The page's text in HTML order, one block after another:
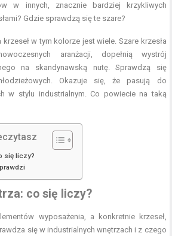
w innych, znacznie bardziej krzykliwych
Gdzie sprawdzą się te szare?
w tym kolorze jest wiele. Szare krzesła
aranżacji, dopełnią wystrój
na skandynawską nutę. Sprawdzą się
Okazuje się, że pasują do
w stylu industrialnym. Co powiecie na taką
się liczy?
co się liczy?
wyposażenia, a konkretnie krzeseł,
się w industrialnych wnętrzach i z czego